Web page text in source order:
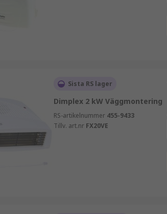
Sista RS lager
Dimplex 2 kW Väggmontering
RS-artikelnummer 455-9433
Tillv. art.nr FX20VE